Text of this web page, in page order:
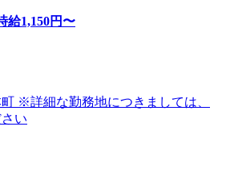
給1,150円〜
※詳細な勤務地につきましては、
い